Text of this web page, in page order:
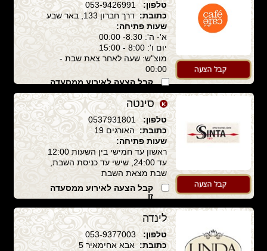
טלפון:053-9426991
כתובת: דרך חברון 133, באר שבע
שעות פתיחה:
א'- ה': 8:30- 00:00
יום ו': 8:00 - 15:00
מוצ"ש: שעה לאחר צאת שבת -
00:00
קבל הצעה לאירוע ממסעדה
סינטה
טלפון:0537931801
כתובת: האורגים 19
שעות פתיחה:
ראשון עד חמישי בין השעות 12:00
עד 24:00, שישי עד כניסת השבת,
שבת מצאת השבת
קבל הצעה לאירוע ממסעדה
זו
לינדה
טלפון:053-9377003
כתובת: אבא אחימאיר 5